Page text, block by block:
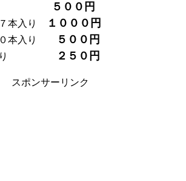
５００円
本入り １０００円
０本入り ５００円
本入り ２５０円
スポンサーリンク